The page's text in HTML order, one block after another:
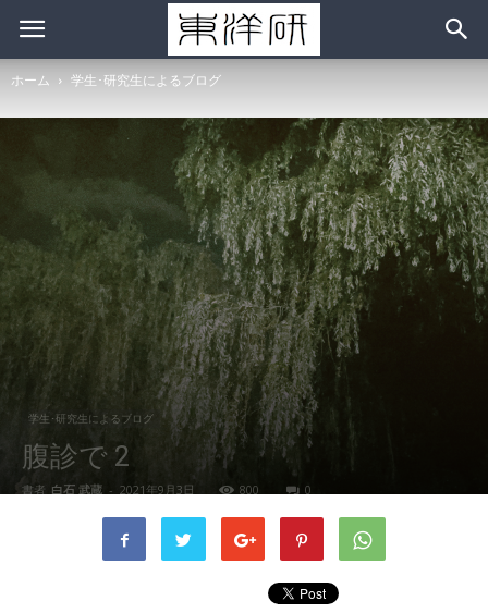
ホーム 学生･研究生によるブログ
学生･研究生によるブログ
腹診で 2
書者 白石 武蔵 - 2021年9月3日 800 0